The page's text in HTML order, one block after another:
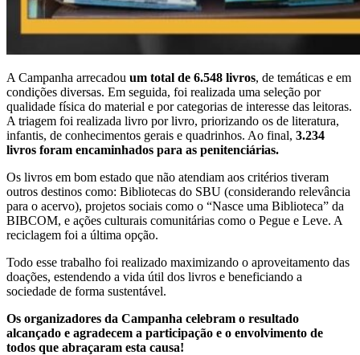
A Campanha arrecadou um total de 6.548 livros, de temáticas e em
condições diversas. Em seguida, foi realizada uma seleção por
qualidade física do material e por categorias de interesse das leitoras.
A triagem foi realizada livro por livro, priorizando os de literatura,
infantis, de conhecimentos gerais e quadrinhos. Ao final, 3.234
livros foram encaminhados para as penitenciárias.
Os livros em bom estado que não atendiam aos critérios tiveram
outros destinos como: Bibliotecas do SBU (considerando relevância
para o acervo), projetos sociais como o “Nasce uma Biblioteca” da
BIBCOM, e ações culturais comunitárias como o Pegue e Leve. A
reciclagem foi a última opção.
Todo esse trabalho foi realizado maximizando o aproveitamento das
doações, estendendo a vida útil dos livros e beneficiando a
sociedade de forma sustentável.
Os organizadores da Campanha celebram o resultado
alcançado e agradecem a participação e o envolvimento de
todos que abraçaram esta causa!